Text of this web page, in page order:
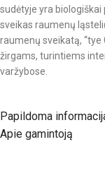
sudėtyje yra
sveikas raumenų
raumenų sveikatą,
žirgams, turintiems
varžybose.
Papildoma
Apie gamintoją